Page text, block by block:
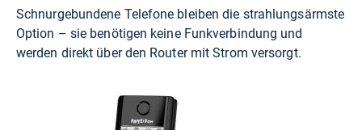
Schnurgebundene Telefone bleiben die strahlungsärmste
Option – sie benötigen keine Funkverbindung und
werden direkt über den Router mit Strom versorgt.